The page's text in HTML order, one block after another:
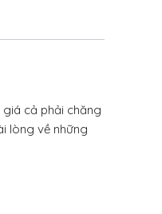
giá cả phải chăng
lòng về những